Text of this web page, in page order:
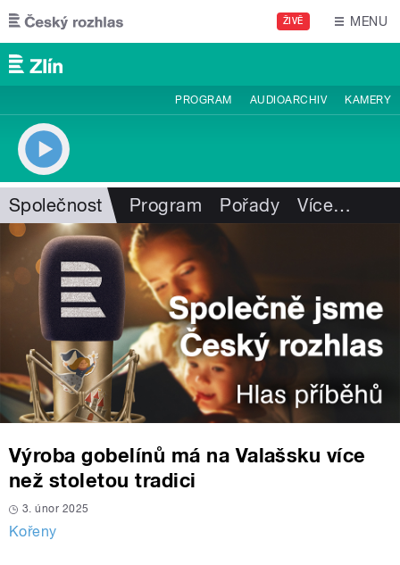
Přejít k hlavnímu obsahu
ŽIVĚ MENU
PROGRAM AUDIOARCHIV KAMERY
Společnost Program Pořady Více…
Výroba gobelínů má na Valašsku více
než stoletou tradici
3. únor 2025
Kořeny